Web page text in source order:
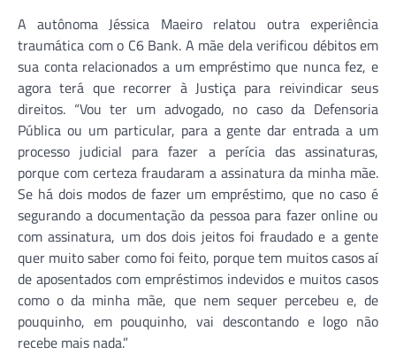
A autônoma Jéssica Maeiro relatou outra experiência
traumática com o C6 Bank. A mãe dela verificou débitos em
sua conta relacionados a um empréstimo que nunca fez, e
agora terá que recorrer à Justiça para reivindicar seus
direitos. “Vou ter um advogado, no caso da Defensoria
Pública ou um particular, para a gente dar entrada a um
processo judicial para fazer a perícia das assinaturas,
porque com certeza fraudaram a assinatura da minha mãe.
Se há dois modos de fazer um empréstimo, que no caso é
segurando a documentação da pessoa para fazer online ou
com assinatura, um dos dois jeitos foi fraudado e a gente
quer muito saber como foi feito, porque tem muitos casos aí
de aposentados com empréstimos indevidos e muitos casos
como o da minha mãe, que nem sequer percebeu e, de
pouquinho, em pouquinho, vai descontando e logo não
recebe mais nada.”